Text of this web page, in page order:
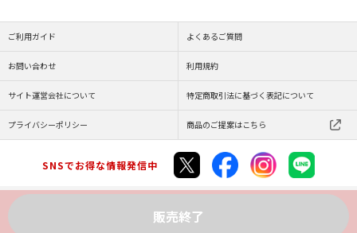
販売終了
ご利用ガイド よくあるご質問
お問い合わせ 利用規約
サイト運営会社について 特定商取引法に基づく表記について
プライバシーポリシー 商品のご提案はこちら
SNSでお得な情報発信中